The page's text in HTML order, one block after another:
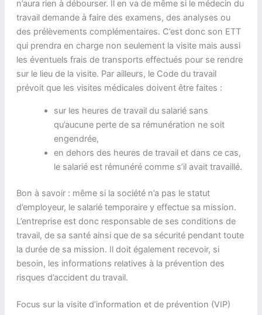
n’aura rien à débourser. Il en va de même si le médecin du
travail demande à faire des examens, des analyses ou
des prélèvements complémentaires. C’est donc son ETT
qui prendra en charge non seulement la visite mais aussi
les éventuels frais de transports effectués pour se rendre
sur le lieu de la visite. Par ailleurs, le Code du travail
prévoit que les visites médicales doivent être faites :
sur les heures de travail du salarié sans
qu’aucune perte de sa rémunération ne soit
engendrée,
en dehors des heures de travail et dans ce cas,
le salarié est rémunéré comme s’il avait travaillé.
Bon à savoir : même si la société n’a pas le statut
d’employeur, le salarié temporaire y effectue sa mission.
L’entreprise est donc responsable de ses conditions de
travail, de sa santé ainsi que de sa sécurité pendant toute
la durée de sa mission. Il doit également recevoir, si
besoin, les informations relatives à la prévention des
risques d’accident du travail.
Focus sur la visite d’information et de prévention (VIP)